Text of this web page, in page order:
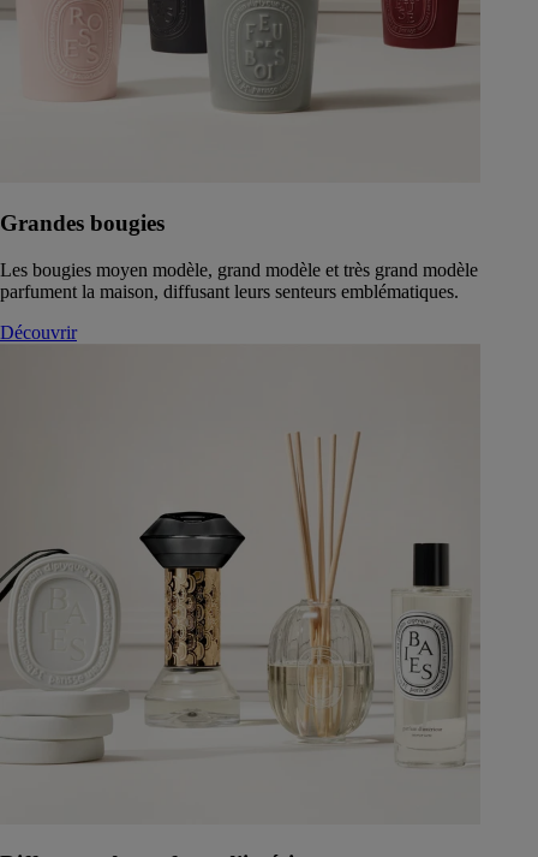
Grandes bougies
Les bougies moyen modèle, grand modèle et très grand modèle
parfument la maison, diffusant leurs senteurs emblématiques.
Découvrir